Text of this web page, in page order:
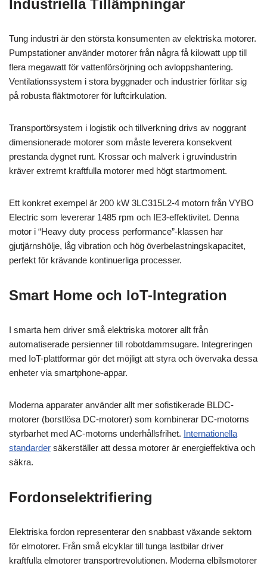
Industriella Tillämpningar
Tung industri är den största konsumenten av elektriska motorer.
Pumpstationer använder motorer från några få kilowatt upp till
flera megawatt för vattenförsörjning och avloppshantering.
Ventilationssystem i stora byggnader och industrier förlitar sig
på robusta fläktmotorer för luftcirkulation.
Transportörsystem i logistik och tillverkning drivs av noggrant
dimensionerade motorer som måste leverera konsekvent
prestanda dygnet runt. Krossar och malverk i gruvindustrin
kräver extremt kraftfulla motorer med högt startmoment.
Ett konkret exempel är 200 kW 3LC315L2-4 motorn från VYBO
Electric som levererar 1485 rpm och IE3-effektivitet. Denna
motor i “Heavy duty process performance”-klassen har
gjutjärnshölje, låg vibration och hög överbelastningskapacitet,
perfekt för krävande kontinuerliga processer.
Smart Home och IoT-Integration
I smarta hem driver små elektriska motorer allt från
automatiserade persienner till robotdammsugare. Integreringen
med IoT-plattformar gör det möjligt att styra och övervaka dessa
enheter via smartphone-appar.
Moderna apparater använder allt mer sofistikerade BLDC-
motorer (borstlösa DC-motorer) som kombinerar DC-motorns
styrbarhet med AC-motorns underhållsfrihet. Internationella
standarder säkerställer att dessa motorer är energieffektiva och
säkra.
Fordonselektrifiering
Elektriska fordon representerar den snabbast växande sektorn
för elmotorer. Från små elcyklar till tunga lastbilar driver
kraftfulla elmotorer transportrevolutionen. Moderna elbilsmotorer